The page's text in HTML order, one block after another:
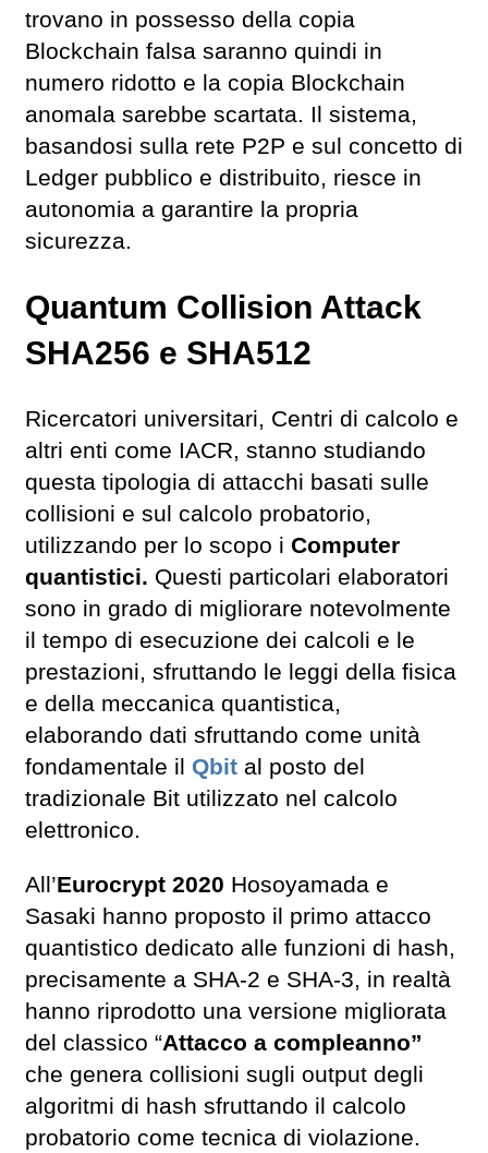
trovano in possesso della copia
Blockchain falsa saranno quindi in
numero ridotto e la copia Blockchain
anomala sarebbe scartata. Il sistema,
basandosi sulla rete P2P e sul concetto di
Ledger pubblico e distribuito, riesce in
autonomia a garantire la propria
sicurezza.
Quantum Collision Attack
SHA256 e SHA512
Ricercatori universitari, Centri di calcolo e
altri enti come IACR, stanno studiando
questa tipologia di attacchi basati sulle
collisioni e sul calcolo probatorio,
utilizzando per lo scopo i Computer
quantistici. Questi particolari elaboratori
sono in grado di migliorare notevolmente
il tempo di esecuzione dei calcoli e le
prestazioni, sfruttando le leggi della fisica
e della meccanica quantistica,
elaborando dati sfruttando come unità
fondamentale il Qbit al posto del
tradizionale Bit utilizzato nel calcolo
elettronico.
All’Eurocrypt 2020 Hosoyamada e
Sasaki hanno proposto il primo attacco
quantistico dedicato alle funzioni di hash,
precisamente a SHA-2 e SHA-3, in realtà
hanno riprodotto una versione migliorata
del classico “Attacco a compleanno”
che genera collisioni sugli output degli
algoritmi di hash sfruttando il calcolo
probatorio come tecnica di violazione.